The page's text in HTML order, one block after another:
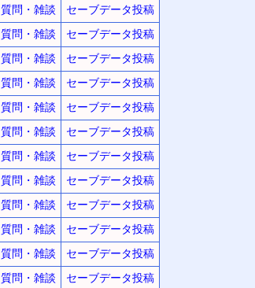
質問・雑談
セーブデータ投稿
質問・雑談
セーブデータ投稿
質問・雑談
セーブデータ投稿
質問・雑談
セーブデータ投稿
質問・雑談
セーブデータ投稿
質問・雑談
セーブデータ投稿
質問・雑談
セーブデータ投稿
質問・雑談
セーブデータ投稿
質問・雑談
セーブデータ投稿
質問・雑談
セーブデータ投稿
質問・雑談
セーブデータ投稿
質問・雑談
セーブデータ投稿